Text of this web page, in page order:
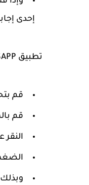
إحدى
تطبيق GBWHATSAPP لإخفاء ظهوري على الواتس اب وأنا متصل
قم
قم
النقر